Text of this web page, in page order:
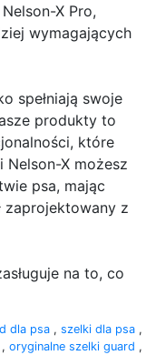
X Pro,
wymagających
spełniają swoje
produkty to
które
Nelson-X możesz
psa, mając
zaprojektowany z
na to, co
dla psa , szelki dla psa ,
, oryginalne szelki guard ,